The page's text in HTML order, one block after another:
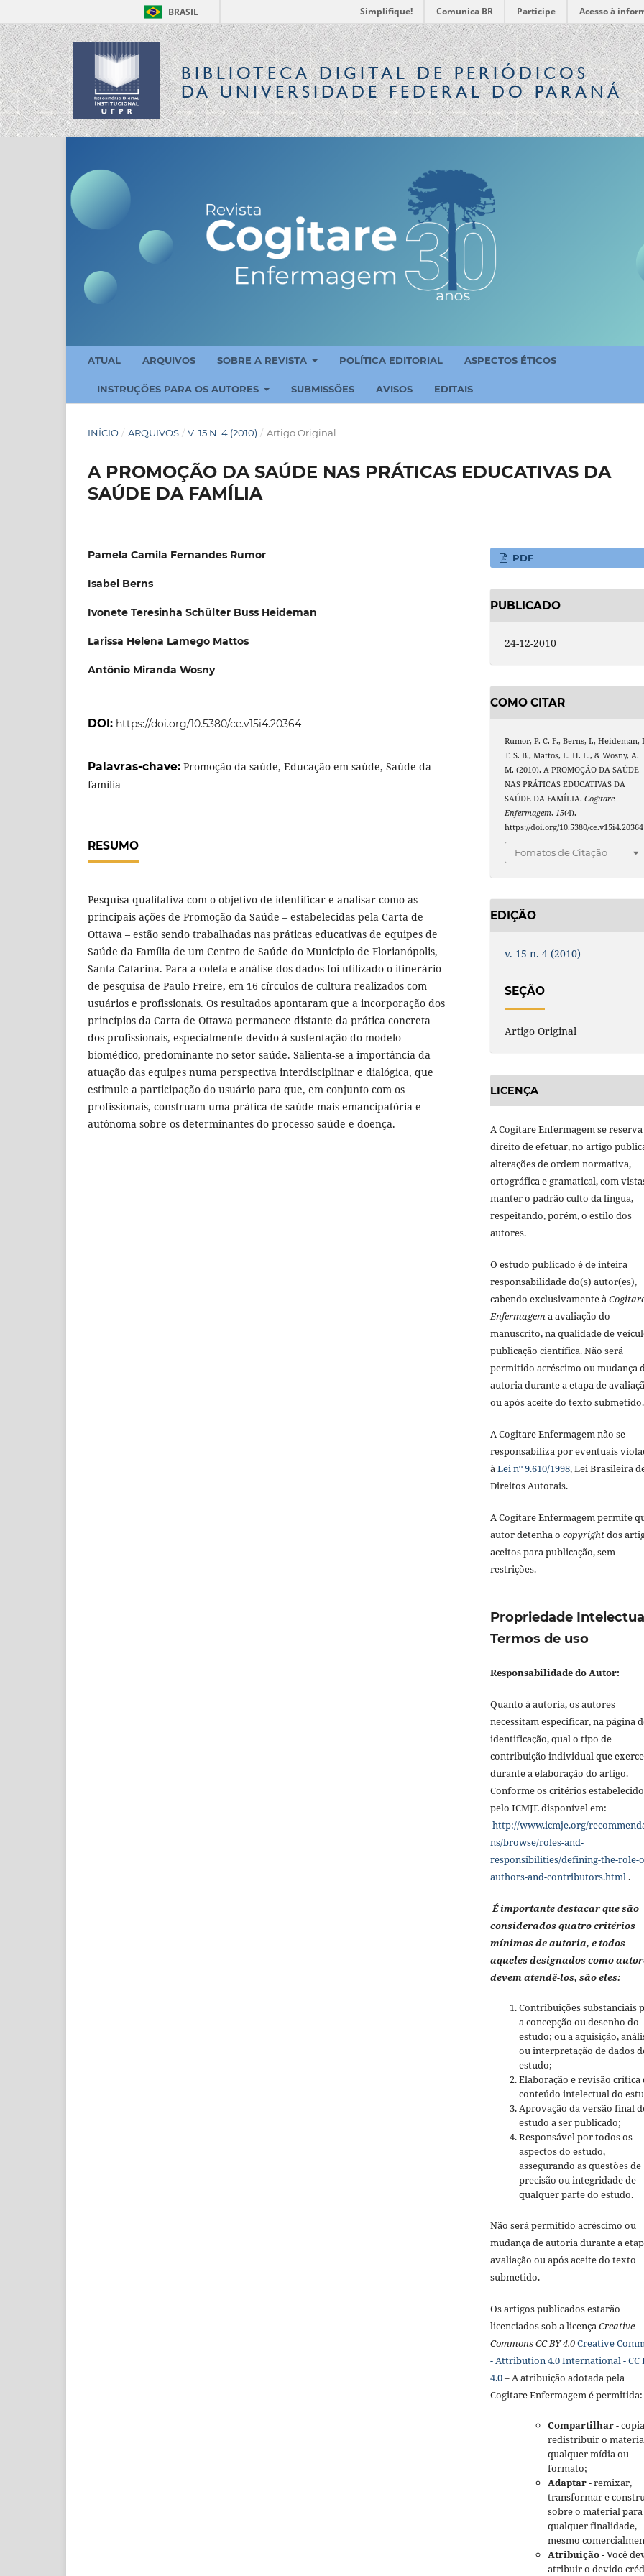
BRASIL Simplifique! Comunica BR Participe Acesso à
BIBLIOTECA DIGITALDE PERIÓDICOS
DA UNIVERSIDADE FEDERAL DO PARANÁ
ATUAL ARQUIVOS SOBRE A REVISTA POLÍTICA EDITORIAL ASPECTOS ÉTICOS
INSTRUÇÕES PARA OS AUTORES SUBMISSÕES AVISOS EDITAIS
INÍCIO / ARQUIVOS / V. 15 N. 4 (2010) / Artigo Original
A PROMOÇÃO DA SAÚDE NAS PRÁTICAS EDUCATIVAS DA
SAÚDE DA FAMÍLIA
Pamela Camila Fernandes Rumor
Isabel Berns
Ivonete Teresinha Schülter Buss Heideman
Larissa Helena Lamego Mattos
Antônio Miranda Wosny
DOI: https://doi.org/10.5380/ce.v15i4.20364
Palavras-chave: Promoção da saúde, Educação em saúde, Saúde da
família
RESUMO
Pesquisa qualitativa com o objetivo de identificar e analisar como as
principais ações de Promoção da Saúde – estabelecidas pela Carta de
Ottawa – estão sendo trabalhadas nas práticas educativas de equipes de
Saúde da Família de um Centro de Saúde do Município de Florianópolis,
Santa Catarina. Para a coleta e análise dos dados foi utilizado o itinerário
de pesquisa de Paulo Freire, em 16 círculos de cultura realizados com
usuários e profissionais. Os resultados apontaram que a incorporação dos
princípios da Carta de Ottawa permanece distante da prática concreta
dos profissionais, especialmente devido à sustentação do modelo
biomédico, predominante no setor saúde. Salienta-se a importância da
atuação das equipes numa perspectiva interdisciplinar e dialógica, que
estimule a participação do usuário para que, em conjunto com os
profissionais, construam uma prática de saúde mais emancipatória e
autônoma sobre os determinantes do processo saúde e doença.
PDF
PUBLICADO
24-12-2010
COMO CITAR
Rumor, P. C. F., Berns, I., Heideman,
T. S. B., Mattos, L. H. L., & Wosny, A.
M. (2010). A PROMOÇÃO DA SAÚDE
NAS PRÁTICAS EDUCATIVAS DA
SAÚDE DA FAMÍLIA.Cogitare
Enfermagem, 15(4).
https://doi.org/10.5380/ce.v15i4.20364
Fomatos de Citação
EDIÇÃO
v. 15 n. 4 (2010)
SEÇÃO
Artigo Original
LICENÇA
A Cogitare Enfermagem se
direito de efetuar, no artigo
alterações de ordem normativa,
ortográfica e gramatical, com
manter o padrão culto da língua,
respeitando, porém, o estilo dos
autores.
O estudo publicado é de inteira
responsabilidade do(s) autor(es),
cabendo exclusivamente à
Enfermagema avaliação do
manuscrito, na qualidade de
publicação científica. Não será
permitido acréscimo ou mudança
autoria durante a etapa de
ou após aceite do texto submetido.
A Cogitare Enfermagem não se
responsabiliza por eventuais
àLei nº 9.610/1998, Lei Brasileira
Direitos Autorais.
A Cogitare Enfermagem permite
autor detenha o copyrightdos
aceitos para publicação, sem
restrições.
Propriedade
Termos de uso
Responsabilidade do Autor:
Quanto à autoria, os autores
necessitam especificar, na página
identificação, qual o tipo de
contribuição individual que
durante a elaboração do artigo.
Conforme os critérios
pelo ICMJE disponível em:
http://www.icmje.org/
ns/browse/roles-and-
responsibilities/defining-the-role-
authors-and-contributors.html .
É importante destacar que são
considerados quatro critérios
mínimos de autoria, e todos
aqueles designados como
devem atendê-los, são eles:
Contribuições substanciais
a concepção ou desenho do
estudo; ou a aquisição,
ou interpretação de dados
estudo;
Elaboração e revisão crítica
conteúdo intelectual do
Aprovação da versão final
estudo a ser publicado;
Responsável por todos os
aspectos do estudo,
assegurando as questões de
precisão ou integridade de
qualquer parte do estudo.
Não será permitido acréscimo ou
mudança de autoria durante a
avaliação ou após aceite do texto
submetido.
Os artigos publicados estarão
licenciados sob a licença Creative
Commons CC BY 4.0Creative
- Attribution 4.0 International - CC
4.0– A atribuição adotada pela
Cogitare Enfermagem é permitida:
Compartilhar-
redistribuir o
qualquer mídia ou
formato;
Adaptar- remixar,
transformar e
sobre o material para
qualquer finalidade,
mesmo
Atribuição- Você
atribuir o devido